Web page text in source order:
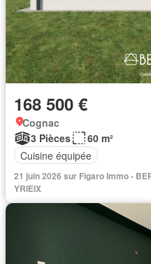
168 500 €
Cognac
3 Pièces
60 m²
Cuisine équipée
21 juin 2026 sur Figaro Immo -
YRIEIX